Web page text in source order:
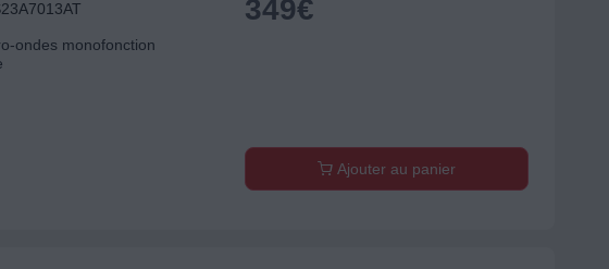
ondes monofonction
349€
Ajouter au panier